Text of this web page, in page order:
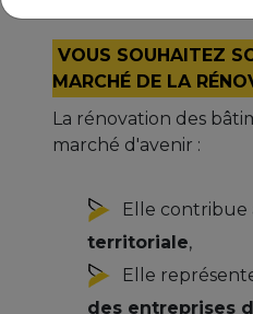
VOUS SOUHAITEZ
MARCHÉ DE LA
La rénovation des
marché d'avenir :
Elle contribue
territoriale,
Elle
des entreprises